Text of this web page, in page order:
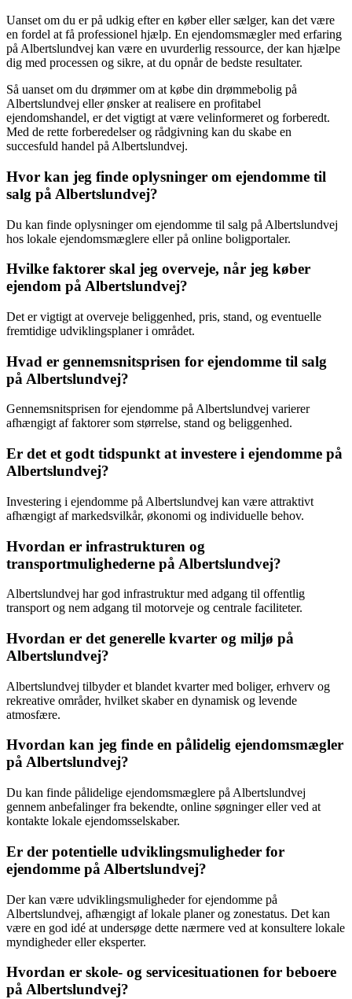
Uanset om du er på udkig efter en køber eller sælger, kan det være
en fordel at få professionel hjælp. En ejendomsmægler med erfaring
på Albertslundvej kan være en uvurderlig ressource, der kan hjælpe
dig med processen og sikre, at du opnår de bedste resultater.
Så uanset om du drømmer om at købe din drømmebolig på
Albertslundvej eller ønsker at realisere en profitabel
ejendomshandel, er det vigtigt at være velinformeret og forberedt.
Med de rette forberedelser og rådgivning kan du skabe en
succesfuld handel på Albertslundvej.
Hvor kan jeg finde oplysninger om ejendomme til
salg på Albertslundvej?
Du kan finde oplysninger om ejendomme til salg på Albertslundvej
hos lokale ejendomsmæglere eller på online boligportaler.
Hvilke faktorer skal jeg overveje, når jeg køber
ejendom på Albertslundvej?
Det er vigtigt at overveje beliggenhed, pris, stand, og eventuelle
fremtidige udviklingsplaner i området.
Hvad er gennemsnitsprisen for ejendomme til salg
på Albertslundvej?
Gennemsnitsprisen for ejendomme på Albertslundvej varierer
afhængigt af faktorer som størrelse, stand og beliggenhed.
Er det et godt tidspunkt at investere i ejendomme på
Albertslundvej?
Investering i ejendomme på Albertslundvej kan være attraktivt
afhængigt af markedsvilkår, økonomi og individuelle behov.
Hvordan er infrastrukturen og
transportmulighederne på Albertslundvej?
Albertslundvej har god infrastruktur med adgang til offentlig
transport og nem adgang til motorveje og centrale faciliteter.
Hvordan er det generelle kvarter og miljø på
Albertslundvej?
Albertslundvej tilbyder et blandet kvarter med boliger, erhverv og
rekreative områder, hvilket skaber en dynamisk og levende
atmosfære.
Hvordan kan jeg finde en pålidelig ejendomsmægler
på Albertslundvej?
Du kan finde pålidelige ejendomsmæglere på Albertslundvej
gennem anbefalinger fra bekendte, online søgninger eller ved at
kontakte lokale ejendomsselskaber.
Er der potentielle udviklingsmuligheder for
ejendomme på Albertslundvej?
Der kan være udviklingsmuligheder for ejendomme på
Albertslundvej, afhængigt af lokale planer og zonestatus. Det kan
være en god idé at undersøge dette nærmere ved at konsultere lokale
myndigheder eller eksperter.
Hvordan er skole- og servicesituationen for beboere
på Albertslundvej?